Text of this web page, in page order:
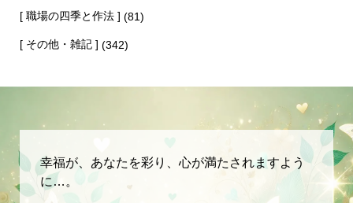
[ 職場の四季と作法 ] (81)
[ その他・雑記 ] (342)
幸福が、あなたを彩り、心が満たされますよう
に…。